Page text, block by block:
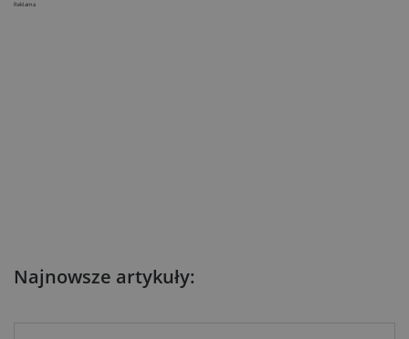
Najnowsze artykuły:
Reklama